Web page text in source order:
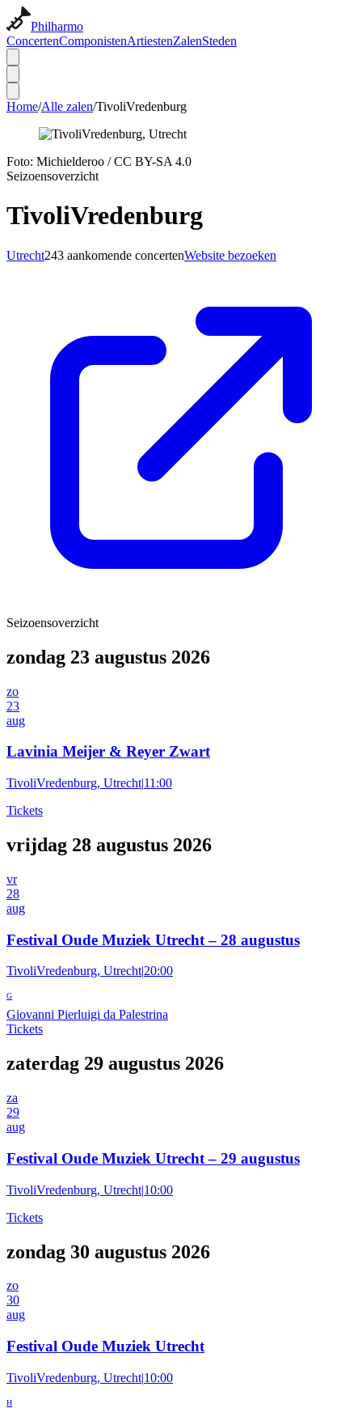
Philharmo
ConcertenComponistenArtiestenZalenSteden
Home/Alle zalen/TivoliVredenburg
Foto: Michielderoo /CC BY-SA 4.0
Seizoensoverzicht
TivoliVredenburg
Utrecht243 aankomende concertenWebsite bezoeken
Seizoensoverzicht
zondag 23 augustus 2026
zo
23
aug
Lavinia Meijer & Reyer Zwart
TivoliVredenburg, Utrecht|11:00
Tickets
vrijdag 28 augustus 2026
vr
28
aug
Festival Oude Muziek Utrecht – 28 augustus
TivoliVredenburg, Utrecht|20:00
G
Giovanni Pierluigi da Palestrina
Tickets
zaterdag 29 augustus 2026
za
29
aug
Festival Oude Muziek Utrecht – 29 augustus
TivoliVredenburg, Utrecht|10:00
Tickets
zondag 30 augustus 2026
zo
30
aug
Festival Oude Muziek Utrecht
TivoliVredenburg, Utrecht|10:00
H